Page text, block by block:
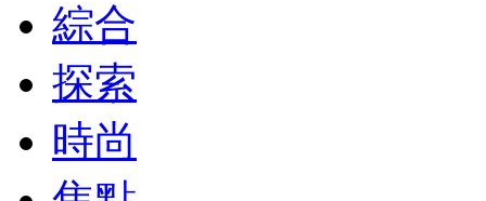
綜合
探索
時尚